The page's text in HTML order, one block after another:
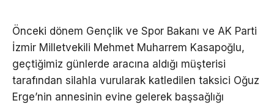
Önceki dönem Gençlik ve Spor Bakanı ve AK Parti
İzmir Milletvekili Mehmet Muharrem Kasapoğlu,
geçtiğimiz günlerde aracına aldığı müşterisi
tarafından silahla vurularak katledilen taksici Oğuz
Erge’nin annesinin evine gelerek başsağlığı